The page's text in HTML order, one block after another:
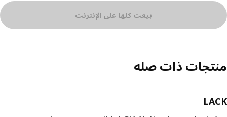
بيعت كلها على الإنترنت
ذات صله